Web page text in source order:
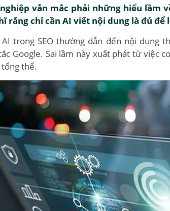
vẫn mắc phải những hiểu lầm
rằng chỉ cần AI viết nội dung là đủ để
trong SEO thường dẫn đến nội dung
Google. Sai lầm này xuất phát từ việc
tổng thể.